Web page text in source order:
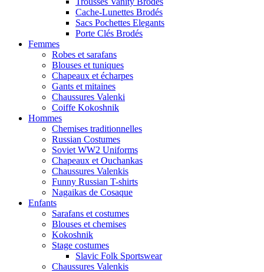
Cache-Lunettes Brodés
Sacs Pochettes Elegants
Porte Clés Brodés
Femmes
Robes et sarafans
Blouses et tuniques
Chapeaux et écharpes
Gants et mitaines
Chaussures Valenki
Coiffe Kokoshnik
Hommes
Chemises traditionnelles
Russian Costumes
Soviet WW2 Uniforms
Chapeaux et Ouchankas
Chaussures Valenkis
Funny Russian T-shirts
Nagaikas de Cosaque
Enfants
Sarafans et costumes
Blouses et chemises
Kokoshnik
Stage costumes
Slavic Folk Sportswear
Chaussures Valenkis